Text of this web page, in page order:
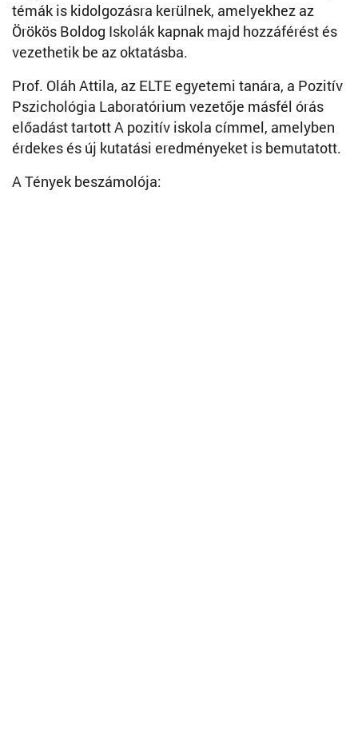
témák is kidolgozásra kerülnek, amelyekhez az
Örökös Boldog Iskolák kapnak majd hozzáférést és
vezethetik be az oktatásba.
Prof. Oláh Attila, az ELTE egyetemi tanára, a Pozitív
Pszichológia Laboratórium vezetője másfél órás
előadást tartott A pozitív iskola címmel, amelyben
érdekes és új kutatási eredményeket is bemutatott.
A Tények beszámolója: